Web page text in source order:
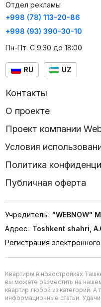
Отдел рекламы
+998 (78) 113-20-86
+998 (93) 390-30-10
Пн-Пт. С 9:30 до 18:00
RU UZ
Контакты
О проекте
Проект компании
Условия
Политика
Публичная оферта
Учредитель: "WEBNOW"
Адрес: Toshkent shahri,
Регистрация
Квартиры в новостройках
вы можете разместить на
квартир любой из категорий. А
информационные статьи. Удачи!